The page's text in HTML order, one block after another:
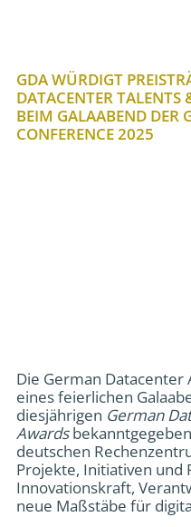
GDA WÜRDIGT
DATACENTER
BEIM GALAABEND DER
CONFERENCE 2025
Die German Datacenter
eines feierlichen
diesjährigen German
Awards
deutschen
Projekte, Initiativen und
Innovationskraft,
neue Maßstäbe für